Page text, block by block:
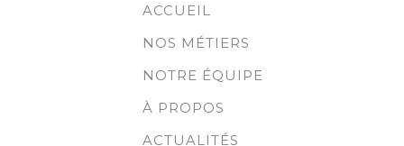
ACCUEIL
NOS MÉTIERS
NOTRE ÉQUIPE
À PROPOS
ACTUALITÉS